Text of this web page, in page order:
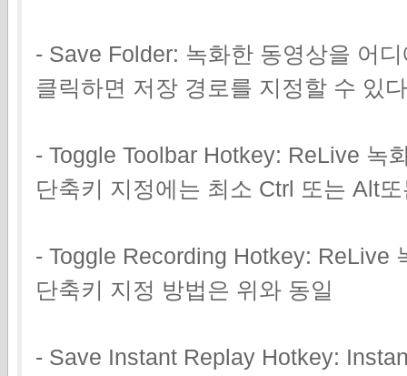
- Save Folder: 녹화한 동영상을 어
클릭하면 저장 경로를 지정할 수 있
- Toggle Toolbar Hotkey: ReLive 녹
단축키 지정에는 최소 Ctrl 또는 Alt
- Toggle Recording Hotkey: ReLive
단축키 지정 방법은 위와 동일
- Save Instant Replay Hotkey: